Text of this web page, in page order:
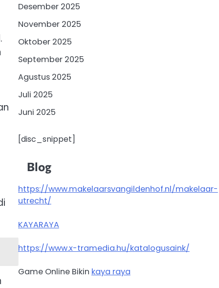
Desember 2025
November 2025
Oktober 2025
September 2025
Agustus 2025
Juli 2025
Juni 2025
[disc_snippet]
Blog
https://www.makelaarsvangildenhof.nl/makelaar-
utrecht/
KAYARAYA
https://www.x-tramedia.hu/katalogusaink/
Game Online Bikin kaya raya